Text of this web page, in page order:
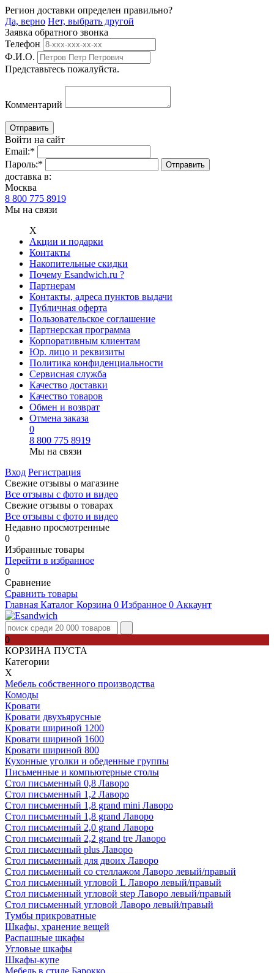
Регион доставки определен правильно?
Да, верно Нет, выбрать другой
Заявка обратного звонка
Телефон
Ф.И.О.
Представьтесь пожалуйста.
Комментарий
Войти на сайт
Email:*
Пароль:*
доставка в:
Москва
8 800 775 8919
Мы на связи
Х
Акции и подарки
Контакты
Накопительные скидки
Почему Esandwich.ru ?
Партнерам
Контакты, адреса пунктов выдачи
Публичная оферта
Пользовательское соглашение
Партнерская программа
Корпоративным клиентам
Юр. лицо и реквизиты
Политика конфиденциальности
Сервисная служба
Качество доставки
Качество товаров
Обмен и возврат
Отмена заказа
0
8 800 775 8919
Мы на связи
Вход Регистрация
Свежие отзывы о магазине
Все отзывы с фото и видео
Свежие отзывы о товарах
Все отзывы c фото и видео
Недавно просмотренные
0
Избранные товары
Перейти в избранное
0
Сравнение
Сравнить товары
Главная Каталог Корзина 0 Избранное 0 Аккаунт
0
КОРЗИНА ПУСТА
Категории
Х
Мебель собственного производства
Комоды
Кровати
Кровати двухъярусные
Кровати шириной 1200
Кровати шириной 1600
Кровати шириной 800
Кухонные уголки и обеденные группы
Письменные и компьютерные столы
Стол письменный 0,8 Лаворо
Стол письменный 1,2 Лаворо
Стол письменный 1,8 grand mini Лаворо
Стол письменный 1,8 grand Лаворо
Стол письменный 2,0 grand Лаворо
Стол письменный 2,2 grand tre Лаворо
Стол письменный plus Лаворо
Стол письменный для двоих Лаворо
Стол письменный со стеллажом Лаворо левый/правый
Стол письменный угловой L Лаворо левый/правый
Стол письменный угловой step Лаворо левый/правый
Стол письменный угловой Лаворо левый/правый
Тумбы прикроватные
Шкафы, хранение вещей
Распашные шкафы
Угловые шкафы
Шкафы-купе
Мебель в стиле Барокко